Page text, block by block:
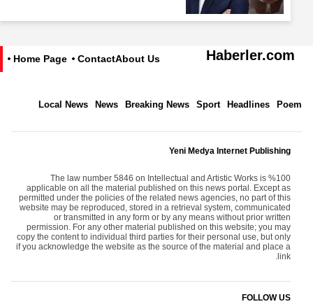
Haberler.com
About Us
Contact
Home Page
Poem
Headlines
Sport
Breaking News
News
Local News
Yeni Medya Internet Publishing
The law number 5846 on Intellectual and Artistic Works is %100
applicable on all the material published on this news portal. Except as
permitted under the policies of the related news agencies, no part of this
website may be reproduced, stored in a retrieval system, communicated
or transmitted in any form or by any means without prior written
permission. For any other material published on this website; you may
copy the content to individual third parties for their personal use, but only
if you acknowledge the website as the source of the material and place a
link.
FOLLOW US